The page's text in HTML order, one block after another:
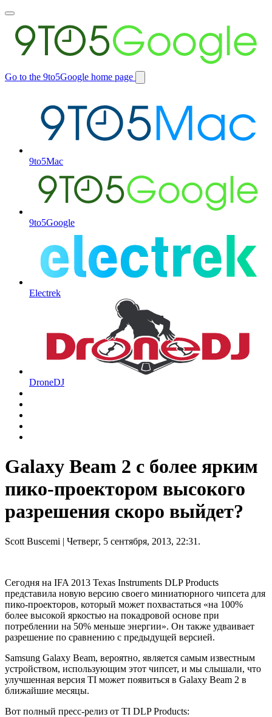
Toggle
main
menu
Go to the 9to5Google home page
Switch
9to5Mac
9to5Google
Electrek
DroneDJ
Galaxy Beam 2 с более ярким
пико-проектором высокого
разрешения скоро выйдет?
Scott Buscemi | Четверг, 5 сентября, 2013, 22:31.
Сегодня на IFA 2013 Texas Instruments DLP Products
представила новую версию своего миниатюрного чипсета для
пико-проекторов, который может похвастаться «на 100%
более высокой яркостью на покадровой основе при
потреблении на 50% меньше энергии». Он также удваивает
разрешение по сравнению с предыдущей версией.
Samsung Galaxy Beam, вероятно, является самым известным
устройством, использующим этот чипсет, и мы слышали, что
улучшенная версия TI может появиться в Galaxy Beam 2 в
ближайшие месяцы.
Вот полный пресс-релиз от TI DLP Products: